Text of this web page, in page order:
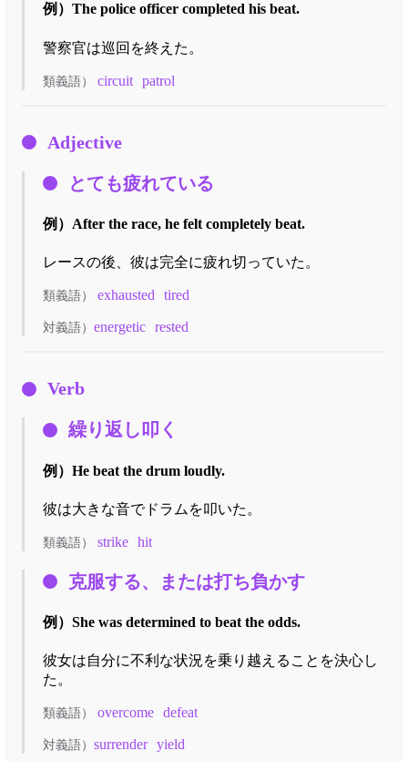
例） The police officer completed his beat.
警察官は巡回を終えた。
類義語） circuit patrol
Adjective
とても疲れている
例） After the race, he felt completely beat.
レースの後、彼は完全に疲れ切っていた。
類義語） exhausted tired
対義語） energetic rested
Verb
繰り返し叩く
例） He beat the drum loudly.
彼は大きな音でドラムを叩いた。
類義語） strike hit
克服する、または打ち負かす
例） She was determined to beat the odds.
彼女は自分に不利な状況を乗り越えることを決心し
た。
類義語） overcome defeat
対義語） surrender yield